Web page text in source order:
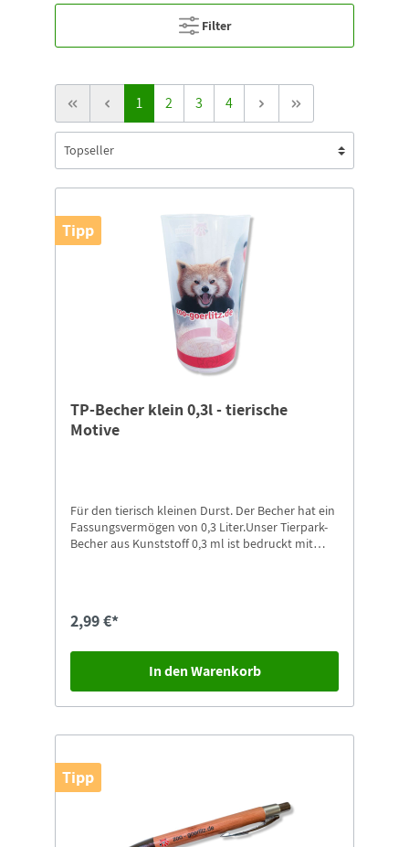
Filter
1 2 3 4
Tipp
TP-Becher klein 0,3l - tierische
Motive
Für den tierisch kleinen Durst. Der Becher hat ein
Fassungsvermögen von 0,3 Liter.Unser Tierpark-
Becher aus Kunststoff 0,3 ml ist bedruckt mit
2,99 €*
In den Warenkorb
Tipp